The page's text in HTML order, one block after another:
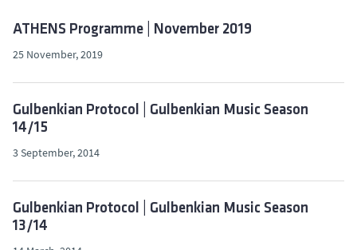
ATHENS Programme | November 2019
25 November, 2019
Gulbenkian Protocol | Gulbenkian Music Season
14/15
3 September, 2014
Gulbenkian Protocol | Gulbenkian Music Season
13/14